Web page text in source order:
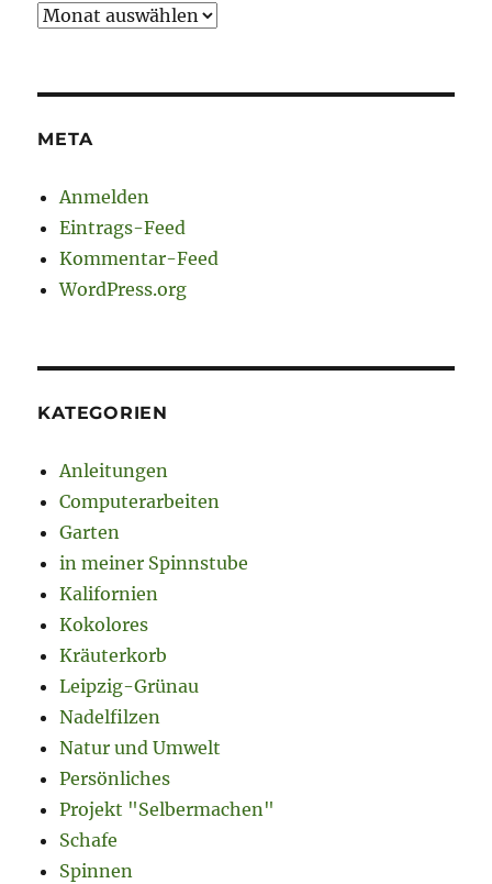
Archiv
META
Anmelden
Eintrags-Feed
Kommentar-Feed
WordPress.org
KATEGORIEN
Anleitungen
Computerarbeiten
Garten
in meiner Spinnstube
Kalifornien
Kokolores
Kräuterkorb
Leipzig-Grünau
Nadelfilzen
Natur und Umwelt
Persönliches
Projekt "Selbermachen"
Schafe
Spinnen